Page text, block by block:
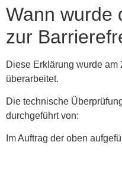
Wann wurde
zur
Diese Erklärung wurde am
überarbeitet.
Die technische
durchgeführt von:
Im Auftrag der oben